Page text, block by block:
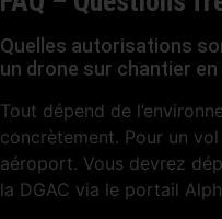
Quelles autorisations
un drone sur chantier en
Tout dépend de
concrètement. Pour un
aéroport. Vous devrez
la DGAC via le portail